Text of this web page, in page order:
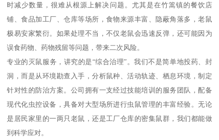
时减少数量，很难从根源上解决问题。尤其是在竹篙镇的餐饮店
铺、食品加工厂、仓库等场所，食物来源丰富、隐蔽角落多，老鼠
极易安家繁衍。如果处理不当，不仅老鼠会迅速反弹，还可能因为
误食药物、药物残留等问题，带来二次风险。
专业的灭鼠服务，讲究的是“综合治理”。我们不是简单地投药、封
洞，而是从环境勘查入手，分析鼠种、活动轨迹、栖息环境，制定
针对性的防治方案。公司拥有一支经过技能培训的服务团队，配备
现代化虫控设备，具备对大型场所进行虫鼠管理的丰富经验。无论
是居民家里的一两只老鼠，还是工厂仓库的密集鼠群，我们都能做
到科学应对。